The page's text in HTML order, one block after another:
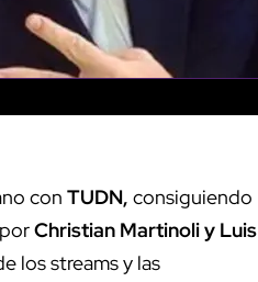
con TUDN, consiguiendo
Christian Martinoli y Luis
los streams y las